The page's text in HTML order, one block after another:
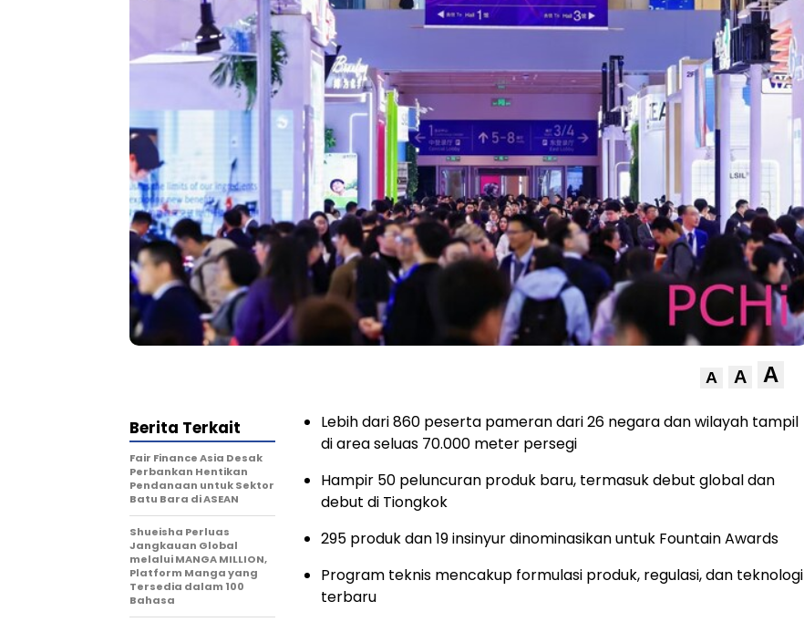
A A A
Lebih dari 860 peserta pameran dari 26 negara dan wilayah tampil
di area seluas 70.000 meter persegi
Hampir 50 peluncuran produk baru, termasuk debut global dan
debut di Tiongkok
295 produk dan 19 insinyur dinominasikan untuk Fountain Awards
Program teknis mencakup formulasi produk, regulasi, dan teknologi
terbaru
Berita Terkait
Fair Finance Asia Desak
Perbankan Hentikan
Pendanaan untuk Sektor
Batu Bara di ASEAN
Shueisha Perluas
Jangkauan Global
melalui MANGA MILLION,
Platform Manga yang
Tersedia dalam 100
Bahasa